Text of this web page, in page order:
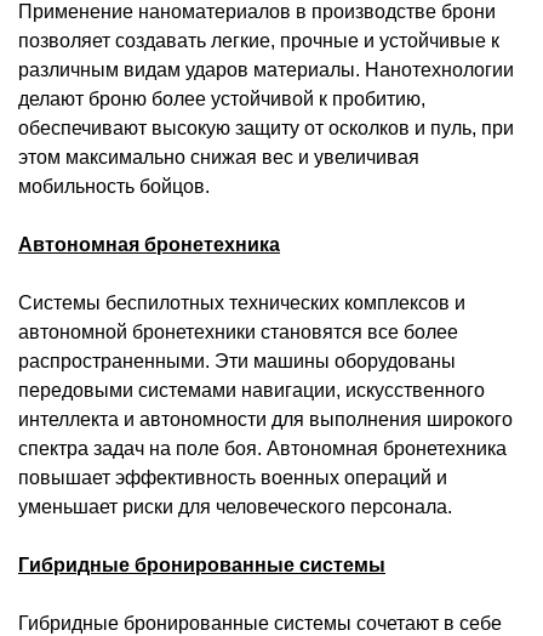
Применение наноматериалов в производстве брони
позволяет создавать легкие, прочные и устойчивые к
различным видам ударов материалы. Нанотехнологии
делают броню более устойчивой к пробитию,
обеспечивают высокую защиту от осколков и пуль, при
этом максимально снижая вес и увеличивая
мобильность бойцов.
Автономная бронетехника
Системы беспилотных технических комплексов и
автономной бронетехники становятся все более
распространенными. Эти машины оборудованы
передовыми системами навигации, искусственного
интеллекта и автономности для выполнения широкого
спектра задач на поле боя. Автономная бронетехника
повышает эффективность военных операций и
уменьшает риски для человеческого персонала.
Гибридные бронированные системы
Гибридные бронированные системы сочетают в себе